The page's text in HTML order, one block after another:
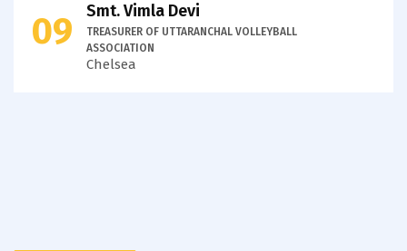
Smt. Vimla Devi
TREASURER OF UTTARANCHAL VOLLEYBALL
ASSOCIATION
Chelsea
09